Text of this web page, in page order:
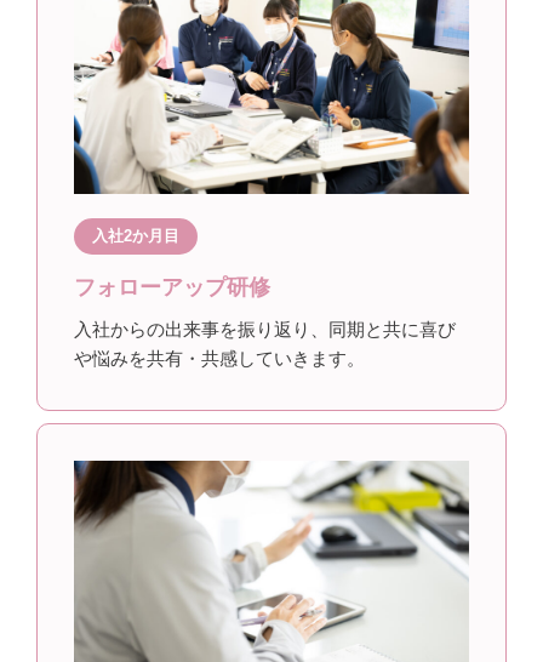
入社2か月目
フォローアップ研修
入社からの出来事を振り返り、同期と共に喜び
や悩みを共有・共感していきます。